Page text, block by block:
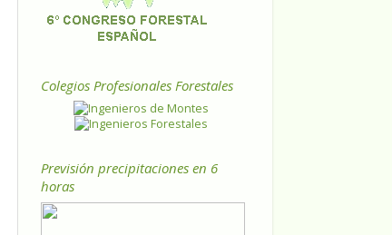
Colegios Profesionales Forestales
Previsión precipitaciones en 6
horas